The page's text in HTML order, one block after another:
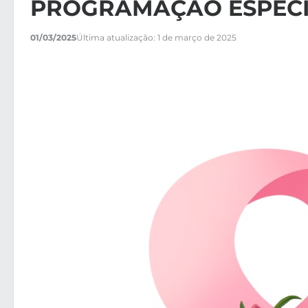
PROGRAMAÇÃO
01/03/2025Última atualização: 1 de março de 2025